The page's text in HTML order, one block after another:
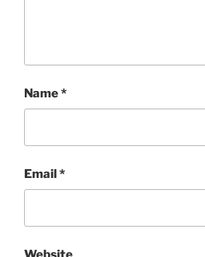
Name*
Email*